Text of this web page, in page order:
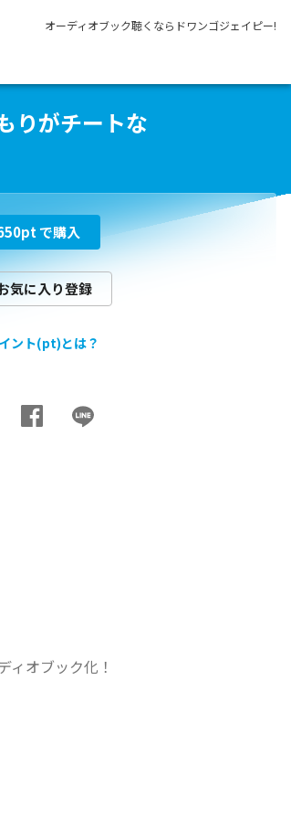
オーディオブック聴くならドワンゴジェイピー!
りがチートな
pt で購入
気に入り登録
ント(pt)とは？
オブック化！